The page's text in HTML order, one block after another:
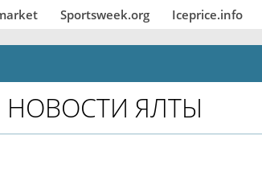
Sportsweek.org Iceprice.info
НОВОСТИ ЯЛТЫ